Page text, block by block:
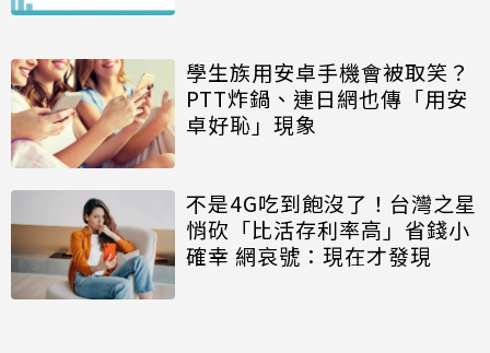
學生族用安卓手機會被取笑？
PTT炸鍋、連日網也傳「用安
卓好恥」現象
不是4G吃到飽沒了！台灣之星
悄砍「比活存利率高」省錢小
確幸 網哀號：現在才發現